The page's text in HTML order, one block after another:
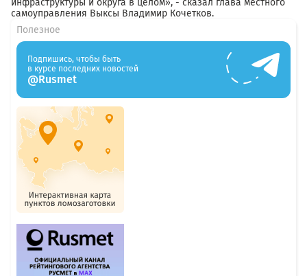
инфраструктуры и округа в целом», - сказал глава местного
самоуправления Выксы Владимир Кочетков.
Полезное
Подпишись, чтобы быть
в курсе последних новостей
@Rusmet